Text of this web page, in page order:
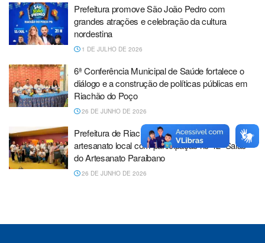
Prefeitura promove São João Pedro com
grandes atrações e celebração da cultura
nordestina
1 DE JULHO DE 2026
6ª Conferência Municipal de Saúde fortalece o
diálogo e a construção de políticas públicas em
Riachão do Poço
26 DE JUNHO DE 2026
Prefeitura de Riachão do Poço fortalece o
artesanato local com participação no 42º Salão
do Artesanato Paraibano
26 DE JUNHO DE 2026